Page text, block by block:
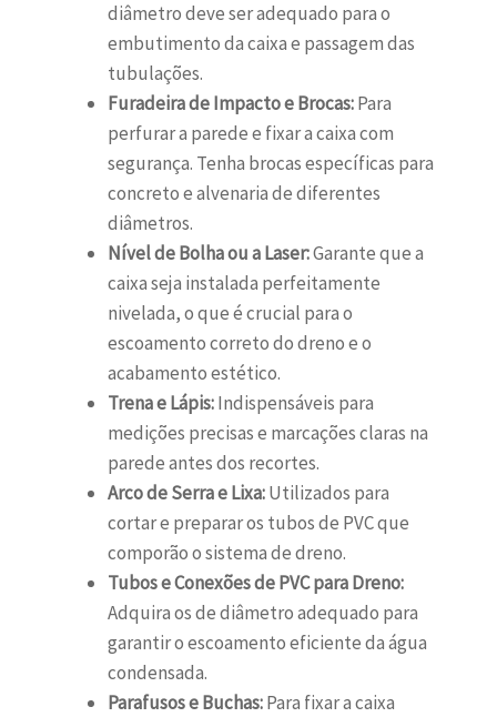
diâmetro deve ser adequado para o
embutimento da caixa e passagem das
tubulações.
Furadeira de Impacto e Brocas:Para
perfurar a parede e fixar a caixa com
segurança. Tenha brocas específicas para
concreto e alvenaria de diferentes
diâmetros.
Nível de Bolha ou a Laser:Garante que a
caixa seja instalada perfeitamente
nivelada, o que é crucial para o
escoamento correto do dreno e o
acabamento estético.
Trena e Lápis:Indispensáveis para
medições precisas e marcações claras na
parede antes dos recortes.
Arco de Serra e Lixa:Utilizados para
cortar e preparar os tubos de PVC que
comporão o sistema de dreno.
Tubos e Conexões de PVC para Dreno:
Adquira os de diâmetro adequado para
garantir o escoamento eficiente da água
condensada.
Parafusos e Buchas:Para fixar a caixa